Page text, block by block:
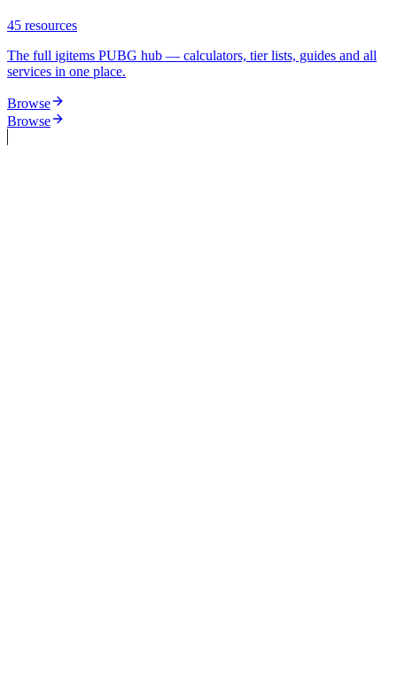
45 resources
The full igitems PUBG hub — calculators, tier lists, guides and all
services in one place.
Browse
Browse